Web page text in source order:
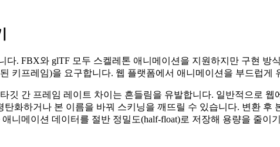
다. FBX와 glTF 모두 스켈레톤 애니메이션을 지원하지만 구현
키프레임)을 요구합니다. 웹 플랫폼에서 애니메이션을 부드럽게
깃 간 프레임 레이트 차이는 흔들림을 유발합니다. 일반적으로 웹
탄화하거나 본 이름을 바꿔 스키닝을 깨뜨릴 수 있습니다. 변환 후
니메이션 데이터를 절반 정밀도(half‑float)로 저장해 용량을 줄